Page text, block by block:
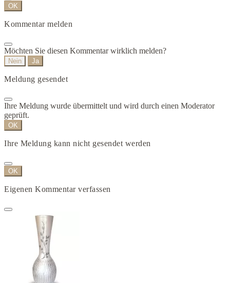
OK
Kommentar melden
Möchten Sie diesen Kommentar wirklich melden?
Nein Ja
Meldung gesendet
Ihre Meldung wurde übermittelt und wird durch einen Moderator
geprüft.
OK
Ihre Meldung kann nicht gesendet werden
OK
Eigenen Kommentar verfassen